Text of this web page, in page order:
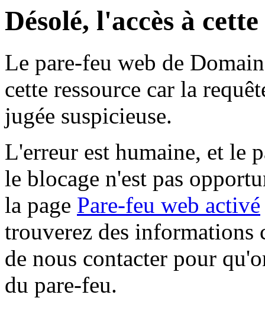
Désolé, l'accès à
Le pare-feu web de
cette ressource car la
jugée suspicieuse.
L'erreur est humaine, et le
le blocage n'est pas
la page Pare-feu web activé
trouverez des informations
de nous contacter pour
du pare-feu.